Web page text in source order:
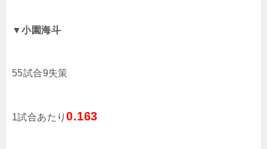
▼小園海斗
55試合9失策
1試合あたり0.163